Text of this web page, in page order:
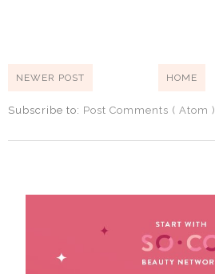
NEWER POST HOME
Subscribe to: Post Comments ( Atom )